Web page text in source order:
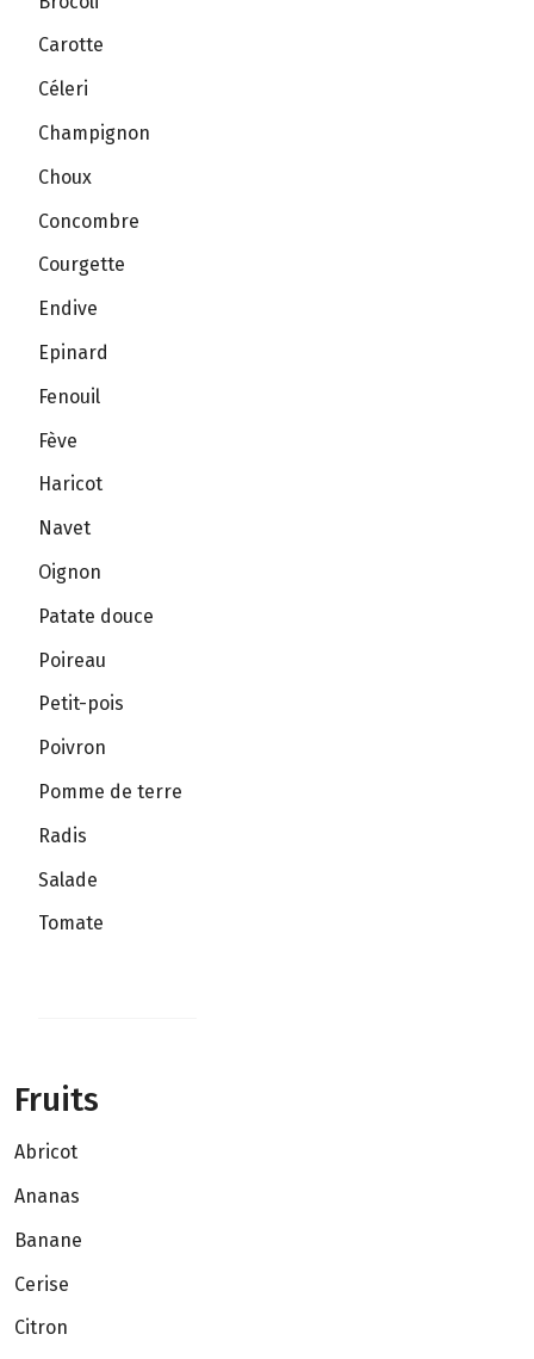
Carotte
Céleri
Champignon
Choux
Concombre
Courgette
Endive
Epinard
Fenouil
Fève
Haricot
Navet
Oignon
Patate douce
Poireau
Petit-pois
Poivron
Pomme de terre
Radis
Salade
Tomate
Fruits
Abricot
Ananas
Banane
Cerise
Citron